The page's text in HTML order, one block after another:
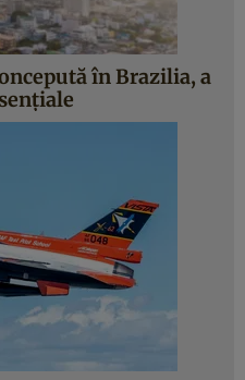
în Brazilia, a